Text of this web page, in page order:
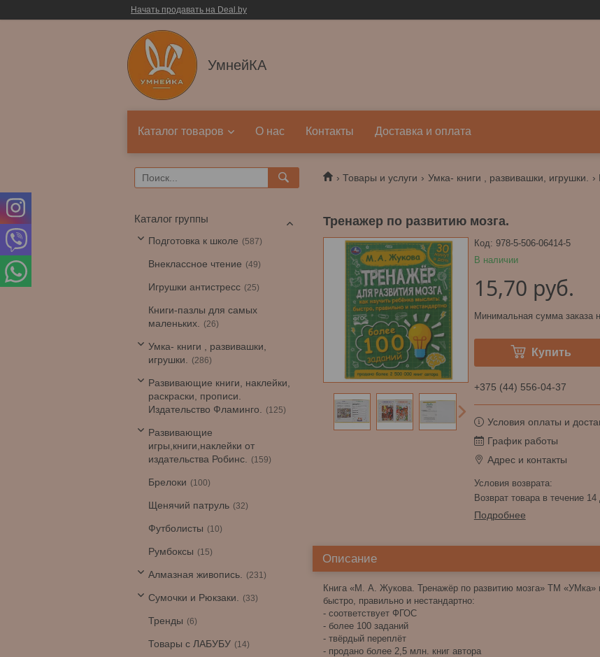
Начать продавать на Deal.by
УмнейКА
Каталог товаров О нас Контакты Доставка и оплата
Товары и услуги Умка- книги , развивашки, игрушки.
Тренажер по развитию мозга.
В наличии
Код: 978-5-506-06414-5
15,70 руб.
Минимальная сумма заказа
Купить
+375 (44) 556-04-37
Условия оплаты и
График работы
Адрес и контакты
возврат товара в течение
Подробнее
Описание
Книга «М. А. Жукова. Тренажёр по развитию мозга» ТМ «УМка»
быстро, правильно и нестандартно:
- соответствует ФГОС
- более 100 заданий
- твёрдый переплёт
- продано более 2,5 млн. книг автора
Каталог группы
Подготовка к школе 587
Внеклассное чтение 49
Игрушки антистресс 25
Книги-пазлы для самых
маленьких.
26
Умка- книги , развивашки,
игрушки.
286
Развивающие книги, наклейки,
раскраски, прописи.
Издательство Фламинго.
125
Развивающие
игры,книги,наклейки от
издательства Робинс.
159
Брелоки 100
Щенячий патруль 32
Футболисты 10
Румбоксы 15
Алмазная живопись. 231
Сумочки и Рюкзаки. 33
Тренды 6
Товары с ЛАБУБУ 14